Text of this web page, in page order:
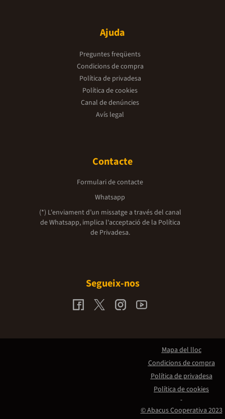
Ajuda
Preguntes freqüents
Condicions de compra
Política de privadesa
Política de cookies
Canal de denúncies
Avís legal
Contacte
Formulari de contacte
Whatsapp
(*) L'enviament d’un missatge a través del canal
de Whatsapp, implica l'acceptació de la Política
de Privadesa.
Segueix-nos
© Abacus Cooperativa 2023
Mapa del lloc
Condicions de compra
Política de privadesa
Política de cookies